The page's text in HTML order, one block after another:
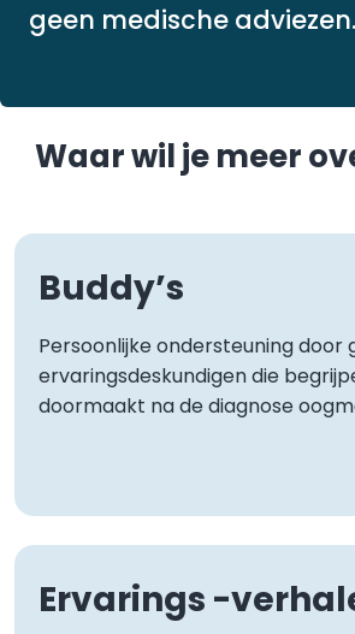
geen medische adviezen.
Waar wil je meer
Buddy’s
Persoonlijke ondersteuning door
ervaringsdeskundigen die
doormaakt na de diagnose
Ervarings -